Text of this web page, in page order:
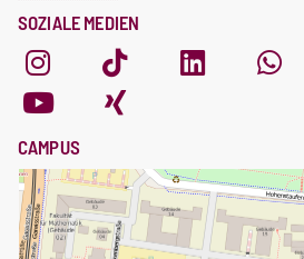
SOZIALE MEDIEN
CAMPUS